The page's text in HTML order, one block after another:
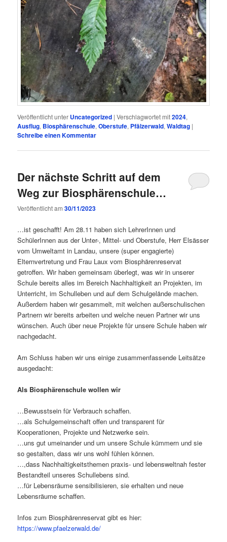
Veröffentlicht unter Uncategorized |Verschlagwortet mit2024,
Ausflug, Biosphärenschule,Oberstufe, Pfälzerwald,Waldtag |
Schreibe einen Kommentar
Der nächste Schritt auf dem
Weg zur Biosphärenschule…
Veröffentlicht am30/11/2023
…ist geschafft! Am 28.11 haben sich LehrerInnen und
SchülerInnen aus der Unter-, Mittel- und Oberstufe, Herr Elsässer
vom Umweltamt in Landau, unsere (super engagierte)
Elternvertretung und Frau Laux vom Biosphärenreservat
getroffen. Wir haben gemeinsam überlegt, was wir in unserer
Schule bereits alles im Bereich Nachhaltigkeit an Projekten, im
Unterricht, im Schulleben und auf dem Schulgelände machen.
Außerdem haben wir gesammelt, mit welchen außerschulischen
Partnern wir bereits arbeiten und welche neuen Partner wir uns
wünschen. Auch über neue Projekte für unsere Schule haben wir
nachgedacht.
Am Schluss haben wir uns einige zusammenfassende Leitsätze
ausgedacht:
Als Biosphärenschule wollen wir
…Bewusstsein für Verbrauch schaffen.
…als Schulgemeinschaft offen und transparent für
Kooperationen, Projekte und Netzwerke sein.
…uns gut umeinander und um unsere Schule kümmern und sie
so gestalten, dass wir uns wohl fühlen können.
…,dass Nachhaltigkeitsthemen praxis- und lebensweltnah fester
Bestandteil unseres Schullebens sind.
…für Lebensräume sensibilisieren, sie erhalten und neue
Lebensräume schaffen.
Infos zum Biosphärenreservat gibt es hier:
https://www.pfaelzerwald.de/